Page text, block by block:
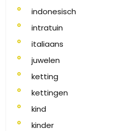
indonesisch
intratuin
italiaans
juwelen
ketting
kettingen
kind
kinder